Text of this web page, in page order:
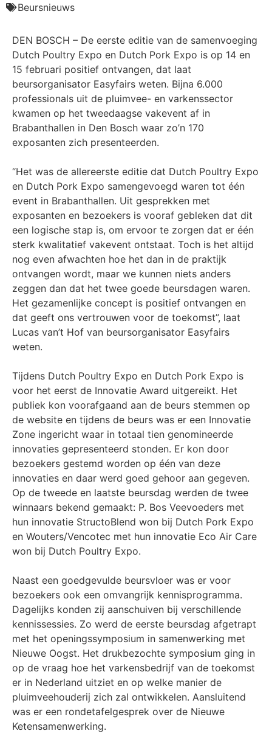
Beursnieuws
DEN BOSCH – De eerste editie van de samenvoeging
Dutch Poultry Expo en Dutch Pork Expo is op 14 en
15 februari positief ontvangen, dat laat
beursorganisator Easyfairs weten. Bijna 6.000
professionals uit de pluimvee- en varkenssector
kwamen op het tweedaagse vakevent af in
Brabanthallen in Den Bosch waar zo’n 170
exposanten zich presenteerden.
“Het was de allereerste editie dat Dutch Poultry Expo
en Dutch Pork Expo samengevoegd waren tot één
event in Brabanthallen. Uit gesprekken met
exposanten en bezoekers is vooraf gebleken dat dit
een logische stap is, om ervoor te zorgen dat er één
sterk kwalitatief vakevent ontstaat. Toch is het altijd
nog even afwachten hoe het dan in de praktijk
ontvangen wordt, maar we kunnen niets anders
zeggen dan dat het twee goede beursdagen waren.
Het gezamenlijke concept is positief ontvangen en
dat geeft ons vertrouwen voor de toekomst”, laat
Lucas van’t Hof van beursorganisator Easyfairs
weten.
Tijdens Dutch Poultry Expo en Dutch Pork Expo is
voor het eerst de Innovatie Award uitgereikt. Het
publiek kon voorafgaand aan de beurs stemmen op
de website en tijdens de beurs was er een Innovatie
Zone ingericht waar in totaal tien genomineerde
innovaties gepresenteerd stonden. Er kon door
bezoekers gestemd worden op één van deze
innovaties en daar werd goed gehoor aan gegeven.
Op de tweede en laatste beursdag werden de twee
winnaars bekend gemaakt: P. Bos Veevoeders met
hun innovatie StructoBlend won bij Dutch Pork Expo
en Wouters/Vencotec met hun innovatie Eco Air Care
won bij Dutch Poultry Expo.
Naast een goedgevulde beursvloer was er voor
bezoekers ook een omvangrijk kennisprogramma.
Dagelijks konden zij aanschuiven bij verschillende
kennissessies. Zo werd de eerste beursdag afgetrapt
met het openingssymposium in samenwerking met
Nieuwe Oogst. Het drukbezochte symposium ging in
op de vraag hoe het varkensbedrijf van de toekomst
er in Nederland uitziet en op welke manier de
pluimveehouderij zich zal ontwikkelen. Aansluitend
was er een rondetafelgesprek over de Nieuwe
Ketensamenwerking.